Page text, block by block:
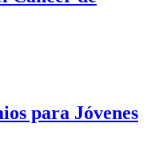
para Jóvenes